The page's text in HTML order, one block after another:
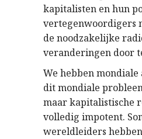
kapitalisten en hun
vertegenwoordigers
de noodzakelijke
veranderingen door
We hebben mondiale
dit mondiale
maar kapitalistische
volledig impotent.
wereldleiders